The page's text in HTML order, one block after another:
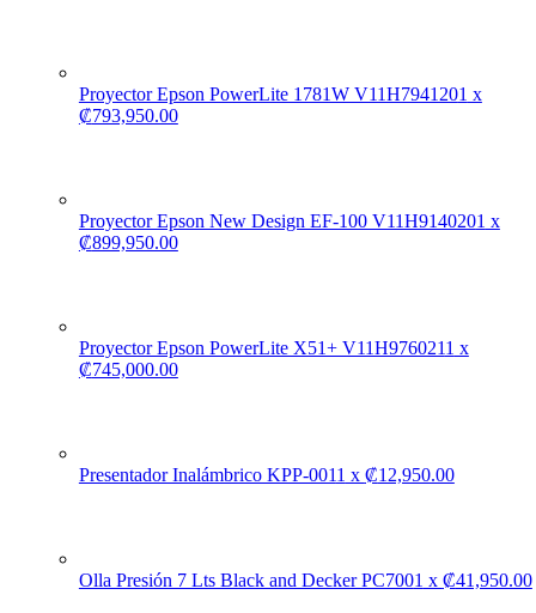
Proyector Epson PowerLite 1781W V11H7941201 x
₡793,950.00
Proyector Epson New Design EF-100 V11H9140201 x
₡899,950.00
Proyector Epson PowerLite X51+ V11H9760211 x
₡745,000.00
Presentador Inalámbrico KPP-0011 x ₡12,950.00
Olla Presión 7 Lts Black and Decker PC7001 x ₡41,950.00